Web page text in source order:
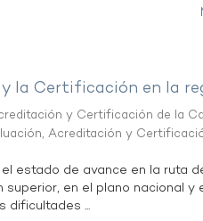
la Certificación en la
y Certificación de la
Acreditación y
estado de avance en la ruta
en el plano nacional y
dificultades ...